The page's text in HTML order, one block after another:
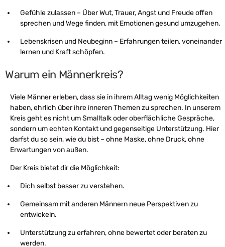
Gefühle zulassen – Über Wut, Trauer, Angst und Freude offen
sprechen und Wege finden, mit Emotionen gesund umzugehen.
Lebenskrisen und Neubeginn – Erfahrungen teilen, voneinander
lernen und Kraft schöpfen.
Warum ein Männerkreis?
Viele Männer erleben, dass sie in ihrem Alltag wenig Möglichkeiten
haben, ehrlich über ihre inneren Themen zu sprechen. In unserem
Kreis geht es nicht um Smalltalk oder oberflächliche Gespräche,
sondern um echten Kontakt und gegenseitige Unterstützung. Hier
darfst du so sein, wie du bist – ohne Maske, ohne Druck, ohne
Erwartungen von außen.
Der Kreis bietet dir die Möglichkeit:
Dich selbst besser zu verstehen.
Gemeinsam mit anderen Männern neue Perspektiven zu
entwickeln.
Unterstützung zu erfahren, ohne bewertet oder beraten zu
werden.